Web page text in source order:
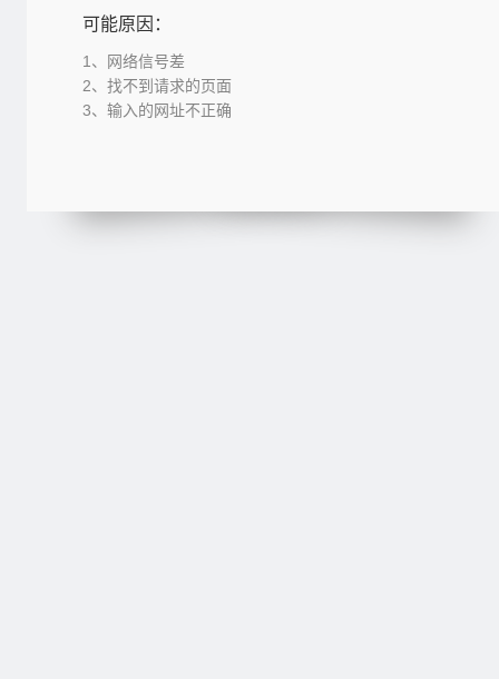
可能原因：
1、网络信号差
2、找不到请求的页面
3、输入的网址不正确